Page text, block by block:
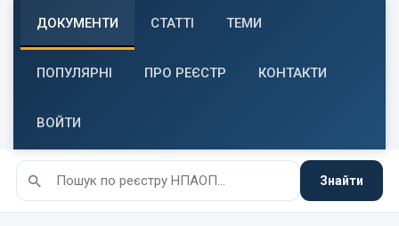
ДОКУМЕНТИ СТАТТІ ТЕМИ
ПОПУЛЯРНІ ПРО РЕЄСТР КОНТАКТИ
ВОЙТИ
Знайти